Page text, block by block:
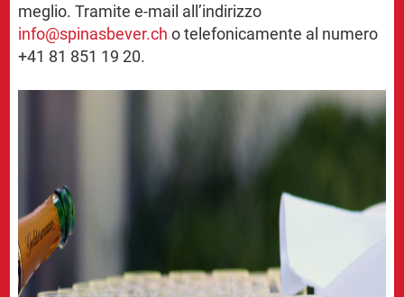
meglio. Tramite e-mail all’indirizzo
info@spinasbever.ch o telefonicamente al numero
+41 81 851 19 20.